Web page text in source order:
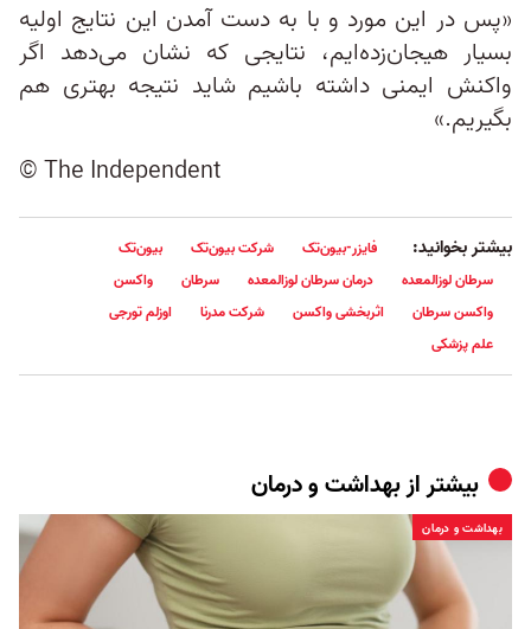
«پس در این مورد و با به دست آمدن این نتایج اولیه‌
بسیار هیجان‌زده‌ایم، نتایجی که نشان می‌دهد اگر
واکنش ایمنی داشته باشیم شاید نتیجه بهتری هم
بگیریم.»
© The Independent
بیشتر بخوانید: فایزر-بیون‌تک شرکت بیون‌تک
بیون‌تک
سرطان لوزالمعده
درمان سرطان لوزالمعده سرطان
واکسن
واکسن سرطان
اثربخشی واکسن شرکت مدرنا
اوزلم تورجی
علم پزشکی
بیشتر ازبهداشت و درمان
بهداشت و درمان